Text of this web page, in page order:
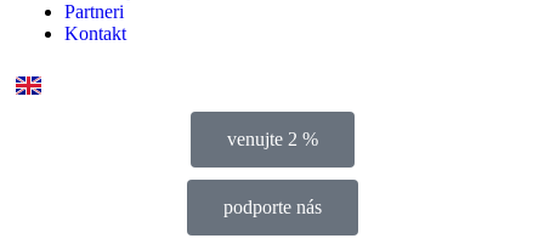
Partneri
Kontakt
venujte 2 %
podporte nás